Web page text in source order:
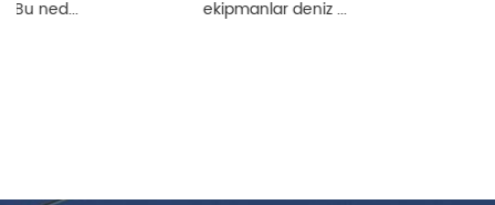
ekipmanlar deniz ...